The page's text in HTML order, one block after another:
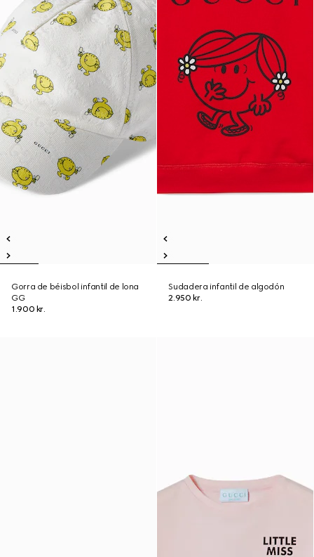
Gorra de béisbol infantil de lona
GG
1.900 kr.
Sudadera infantil de algodón
2.950 kr.